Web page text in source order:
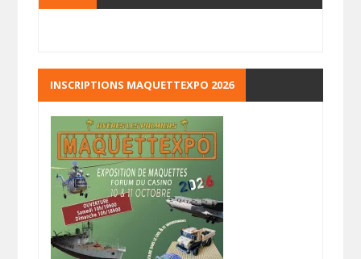
INSCRIPTIONS MAQUETTEXPO 2026